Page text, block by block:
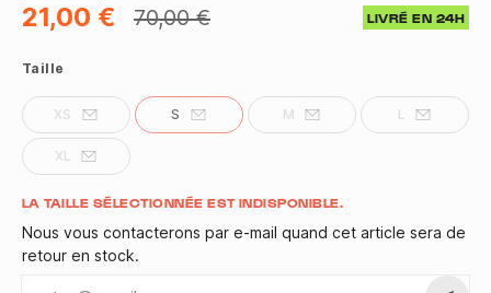
21,00 € 70,00 € LIVRÉ EN 24H
Taille
XS S M L
XL
Quantité
LA TAILLE SÉLECTIONNÉE EST INDISPONIBLE.
Nous vous contacterons par e-mail quand cet article sera de
retour en stock.